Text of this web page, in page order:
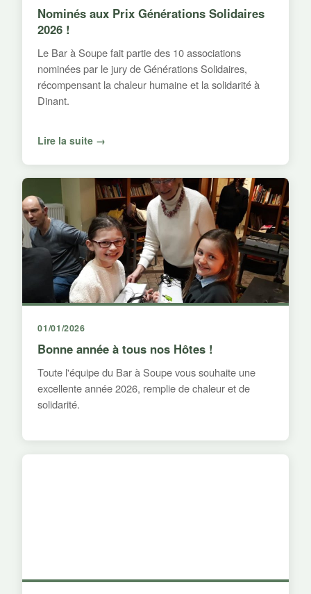
Nominés aux Prix Générations Solidaires
2026 !
Le Bar à Soupe fait partie des 10 associations
nominées par le jury de Générations Solidaires,
récompensant la chaleur humaine et la solidarité à
Dinant.
Lire la suite →
01/01/2026
Bonne année à tous nos Hôtes !
Toute l'équipe du Bar à Soupe vous souhaite une
excellente année 2026, remplie de chaleur et de
solidarité.